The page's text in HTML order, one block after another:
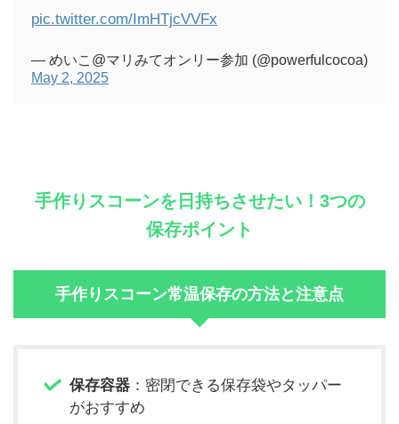
pic.twitter.com/ImHTjcVVFx
— めいこ@マリみてオンリー参加 (@powerfulcocoa)
May 2, 2025
手作りスコーンを日持ちさせたい！3つの
保存ポイント
手作りスコーン常温保存の方法と注意点
保存容器 ：密閉できる保存袋やタッパー
がおすすめ